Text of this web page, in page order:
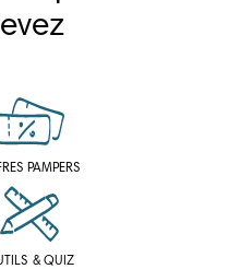
PAMPERS
& QUIZ